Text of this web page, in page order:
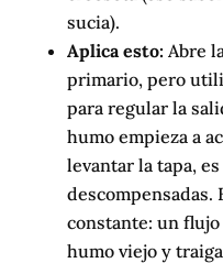
sucia).
Aplica esto: Abre
primario, pero
para regular la
humo empieza a
levantar la tapa,
descompensadas.
constante: un
humo viejo y